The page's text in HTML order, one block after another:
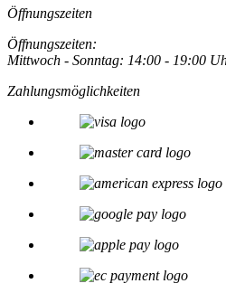
Öffnungszeiten
Öffnungszeiten:
Mittwoch - Sonntag: 14:00 - 19:00
Zahlungsmöglichkeiten